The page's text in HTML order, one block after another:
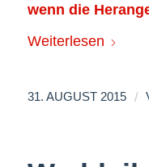
wenn die
Weiterlesen
31. AUGUST 2015 /